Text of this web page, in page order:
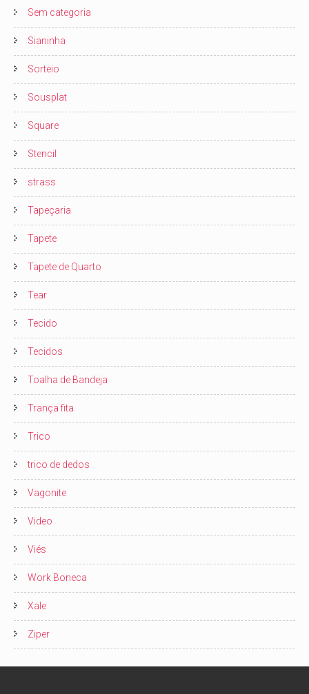
Sem categoria
Sianinha
Sorteio
Sousplat
Square
Stencil
strass
Tapeçaria
Tapete
Tapete de Quarto
Tear
Tecido
Tecidos
Toalha de Bandeja
Trança fita
Trico
trico de dedos
Vagonite
Video
Viés
Work Boneca
Xale
Ziper